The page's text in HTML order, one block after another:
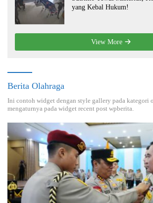
yang Kebal Hukum!
View More
Berita Olahraga
Ini contoh widget dengan style gallery pada kategori
mengaturnya pada widget recent post wpberita.